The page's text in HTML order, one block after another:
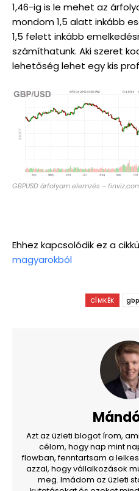
1,46-ig is le mehet az
mondom 1,5 alatt inkább
1,5 felett inkább
számíthatunk. Aki szeret
lehetőség lehet egy kis
GBPUSD árfolyam elemzés –
Ehhez kapcsolódik ez a
magyarokból
CÍMKÉK
Azt az üzleti blogot írom,
célom, hogy nap mint
flowban, fenntartsam a
azzal, hogy vállalkozások
meg. Imádom az üzleti